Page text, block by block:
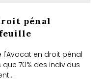
pénal
l'Avocat en droit pénal
70% des individus